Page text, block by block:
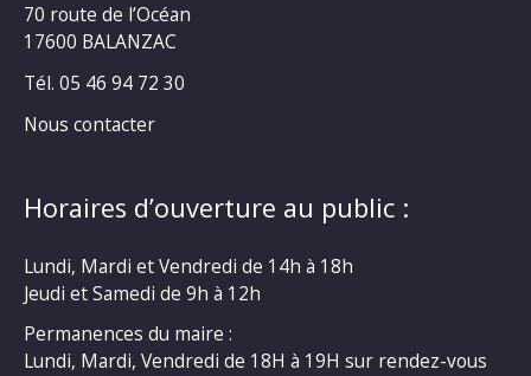
70 route de l’Océan
17600 BALANZAC
Tél. 05 46 94 72 30
Nous contacter
Horaires d’ouverture au public :
Lundi, Mardi et Vendredi de 14h à 18h
Jeudi et Samedi de 9h à 12h
Permanences du maire :
Lundi, Mardi, Vendredi de 18H à 19H sur rendez-vous